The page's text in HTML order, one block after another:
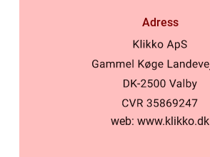
Adress
web: www.klikko.dk